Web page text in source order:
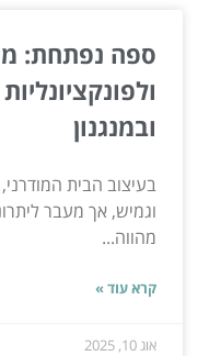
ספה נפתחת:
ובמנגנון
בעיצוב הבית
וגמיש, אך מעבר
מהווה...
קרא עוד »
אוג 10, 2025